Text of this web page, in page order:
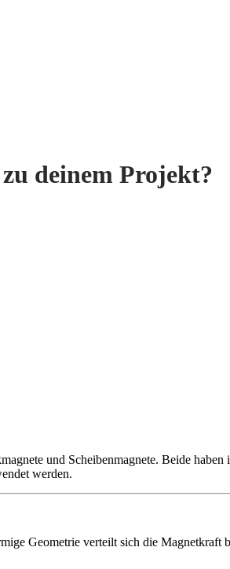
deinem Projekt?
und Scheibenmagnete. Beide haben
werden.
Geometrie verteilt sich die Magnetkraft